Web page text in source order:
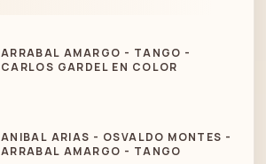
ARRABAL AMARGO - TANGO -
CARLOS GARDEL EN COLOR
ANIBAL ARIAS - OSVALDO MONTES -
ARRABAL AMARGO - TANGO